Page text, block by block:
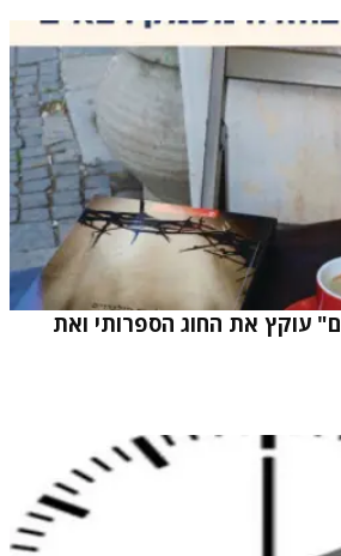
עוקץ את החוג הספרותי ואת